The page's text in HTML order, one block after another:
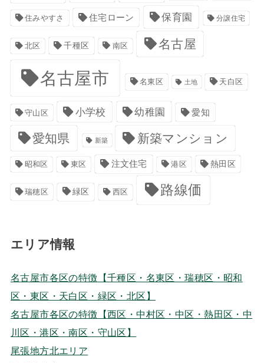
住みやすさ 住宅ローン 保育園 分譲住宅
北区 千種区 南区 名古屋
名古屋市 名東区 土地 天白区
守山区 小学校 幼稚園 愛知
愛知県 新築 新築マンション
昭和区 東区 注文住宅 港区 熱田区
瑞穂区 緑区 西区 路線価
エリア情報
名古屋市各区の特徴【千種区・名東区・瑞穂区・昭和
区・東区・天白区・緑区・北区】
名古屋市各区の特徴【西区・中村区・中区・熱田区・中
川区・港区・南区・守山区】
尾張地方北エリア